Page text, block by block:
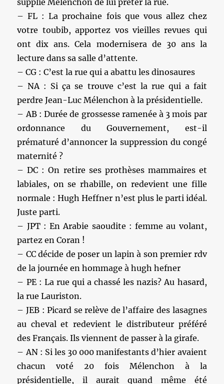
supplie Mélenchon de lui prêter la rue.
– FL : La prochaine fois que vous allez chez
votre toubib, apportez vos vieilles revues qui
ont dix ans. Cela modernisera de 30 ans la
lecture dans sa salle d’attente.
– CG : C’est la rue qui a abattu les dinosaures
– NA : Si ça se trouve c’est la rue qui a fait
perdre Jean-Luc Mélenchon à la présidentielle.
– AB : Durée de grossesse ramenée à 3 mois par
ordonnance du Gouvernement, est-il
prématuré d’annoncer la suppression du congé
maternité ?
– DC : On retire ses prothèses mammaires et
labiales, on se rhabille, on redevient une fille
normale : Hugh Heffner n’est plus le parti idéal.
Juste parti.
– JPT : En Arabie saoudite : femme au volant,
partez en Coran !
– CC décide de poser un lapin à son premier rdv
de la journée en hommage à hugh hefner
– PE : La rue qui a chassé les nazis? Au hasard,
la rue Lauriston.
– JEB : Picard se relève de l’affaire des lasagnes
au cheval et redevient le distributeur préféré
des Français. Ils viennent de passer à la girafe.
– AN : Si les 30 000 manifestants d’hier avaient
chacun voté 20 fois Mélenchon à la
présidentielle, il aurait quand même été